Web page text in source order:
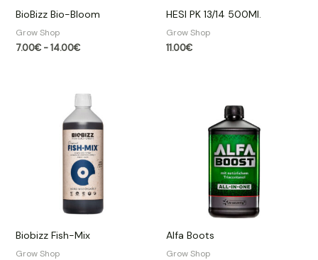
BioBizz Bio-Bloom
Grow Shop​
7.00€ - 14.00€
HESI PK 13/14 500Ml.
Grow Shop​
11.00€
Biobizz Fish-Mix
Grow Shop​
precios:
desde
7.50€
hasta
12.50€
Alfa Boots
Grow Shop​
precios:
desde
14.00€
hasta
36.00€